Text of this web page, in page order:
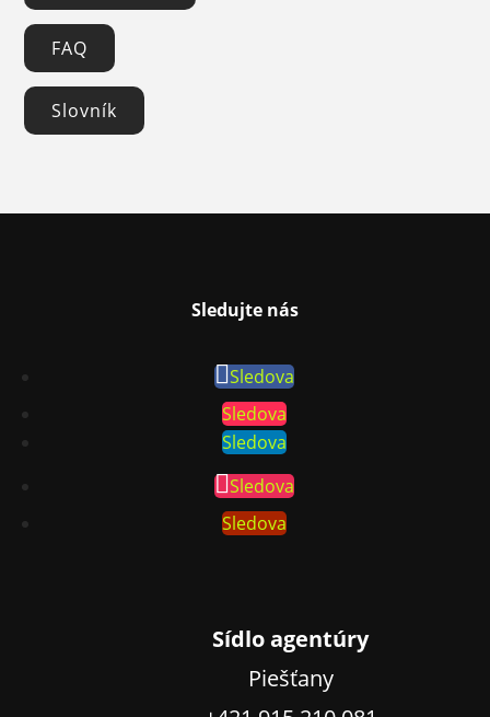
FAQ
Slovník
Sledujte nás
Sledova
Sledova
Sledova
Sledova
Sledova
Sídlo agentúry
Piešťany